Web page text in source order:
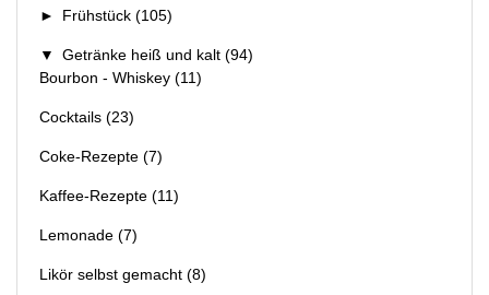
► Frühstück (105)
▼ Getränke heiß und kalt (94)
Bourbon - Whiskey (11)
Cocktails (23)
Coke-Rezepte (7)
Kaffee-Rezepte (11)
Lemonade (7)
Likör selbst gemacht (8)